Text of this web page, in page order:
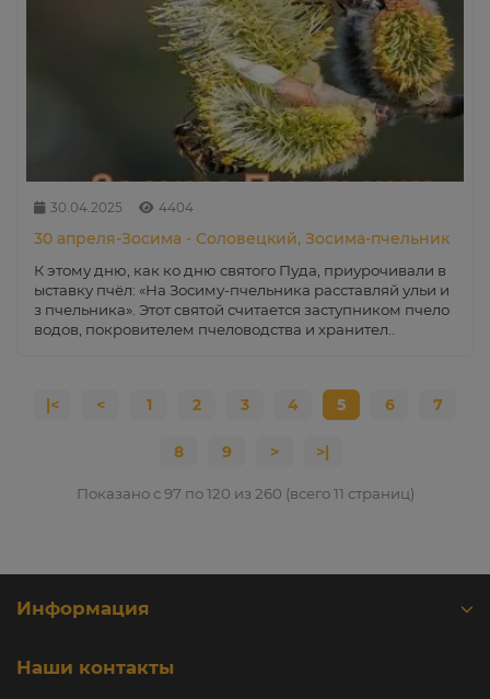
30.04.2025 4404
30 апреля-Зосима - Соловецкий, Зосима-пчельник
К этому дню, как ко дню святого Пуда, приурочивали в
ыставку пчёл: «На Зосиму-пчельника расставляй ульи и
з пчельника». Этот святой считается заступником пчело
водов, покровителем пчеловодства и хранител..
|< < 1 2 3 4 5 6 7
8 9 > >|
Показано с 97 по 120 из 260 (всего 11 страниц)
Информация
Наши контакты